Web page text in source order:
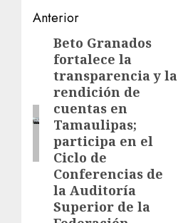
Post
navigation
Anterior
Entrada
anterior:
Beto Granados
fortalece la
transparencia y la
rendición de
cuentas en
Tamaulipas;
participa en el
Ciclo de
Conferencias de
la Auditoría
Superior de la